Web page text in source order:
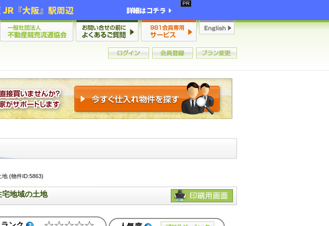
『大阪』駅周辺 詳細はコチラ
(物件ID:5863)
地域の土地